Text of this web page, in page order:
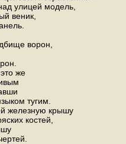
улицей модель,
веник,
ворон,
же
тугим.
железную крышу
костей,